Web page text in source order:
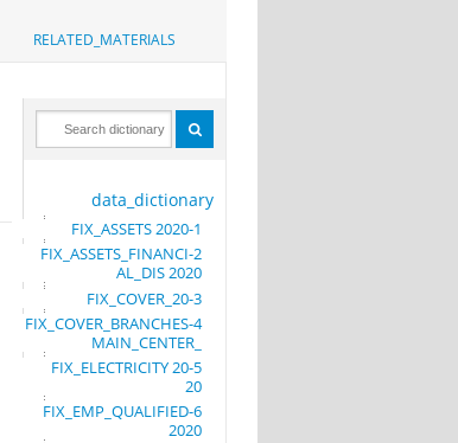
RELATED_MATERIALS
data_dictionary
1-FIX_ASSETS 2020
2-FIX_ASSETS_FINANCI
AL_DIS 2020
3-FIX_COVER_20
4-FIX_COVER_BRANCHES
5-FIX_ELECTRICITY 20
20
6-FIX_EMP_QUALIFIED
2020